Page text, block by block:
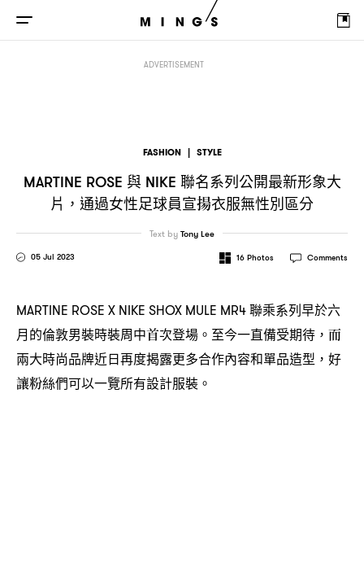
ADVERTISEMENT
FASHION | STYLE
MARTINE ROSE 與NIKE 聯名系列公開最新形象大
片 ， 通過女性足球員宣揚衣服無性別區分
05 Jul 2023
Text byTony Lee
16 Photos Comments
MARTINE ROSE X NIKE SHOX MULE MR4聯乘系列早於六
月的倫敦男裝時裝周中首次登場。至今一直備受期待 ， 而
兩大時尚品牌近日再度揭露更多合作內容和單品造型 ， 好
讓粉絲們可以一覽所有設計服裝。
NIKE聯名系列公開最新形象大片 通過女性足球員宣揚衣服